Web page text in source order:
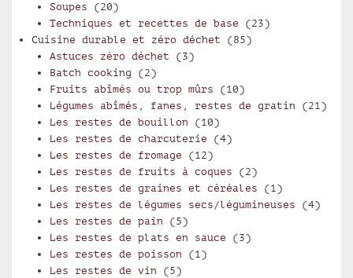
Soupes (20)
Techniques et recettes de base (23)
Cuisine durable et zéro déchet (85)
Astuces zéro déchet (3)
Batch cooking (2)
Fruits abîmés ou trop mûrs (10)
Légumes abîmés, fanes, restes de gratin (21)
Les restes de bouillon (10)
Les restes de charcuterie (4)
Les restes de fromage (12)
Les restes de fruits à coques (2)
Les restes de graines et céréales (1)
Les restes de légumes secs/légumineuses (4)
Les restes de pain (5)
Les restes de plats en sauce (3)
Les restes de poisson (1)
Les restes de vin (5)